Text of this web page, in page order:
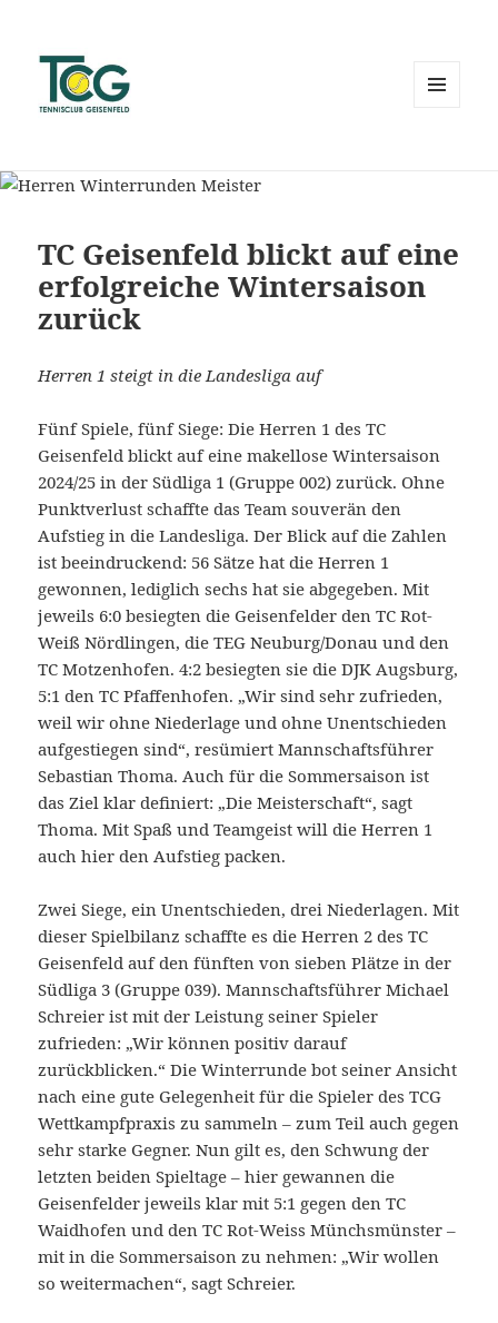
TC Geisenfeld blickt auf eine
erfolgreiche Wintersaison
zurück
Herren 1 steigt in die Landesliga auf
Fünf Spiele, fünf Siege: Die Herren 1 des TC
Geisenfeld blickt auf eine makellose Wintersaison
2024/25 in der Südliga 1 (Gruppe 002) zurück. Ohne
Punktverlust schaffte das Team souverän den
Aufstieg in die Landesliga. Der Blick auf die Zahlen
ist beeindruckend: 56 Sätze hat die Herren 1
gewonnen, lediglich sechs hat sie abgegeben.Mit
jeweils 6:0 besiegten die Geisenfelder den TC Rot-
Weiß Nördlingen, die TEG Neuburg/Donau und den
TC Motzenhofen. 4:2 besiegten sie die DJK Augsburg,
5:1 den TC Pfaffenhofen. „Wir sind sehr zufrieden,
weil wir ohne Niederlage und ohne Unentschieden
aufgestiegen sind“, resümiert Mannschaftsführer
Sebastian Thoma. Auch für die Sommersaison ist
das Ziel klar definiert: „Die Meisterschaft“, sagt
Thoma. Mit Spaß und Teamgeist will die Herren 1
auch hier den Aufstieg packen.
Zwei Siege, ein Unentschieden, drei Niederlagen. Mit
dieser Spielbilanz schaffte es die Herren 2 des TC
Geisenfeld auf den fünften von sieben Plätze in der
Südliga 3 (Gruppe 039). Mannschaftsführer Michael
Schreier ist mit der Leistung seiner Spieler
zufrieden: „Wir können positiv darauf
zurückblicken.“ Die Winterrunde bot seiner Ansicht
nach eine gute Gelegenheit für die Spieler des TCG
Wettkampfpraxis zu sammeln – zum Teil auch gegen
sehr starke Gegner. Nun gilt es, den Schwung der
letzten beiden Spieltage – hier gewannen die
Geisenfelder jeweils klar mit 5:1 gegen den TC
Waidhofen und den TC Rot-Weiss Münchsmünster –
mit in die Sommersaison zu nehmen: „Wir wollen
so weitermachen“, sagt Schreier.